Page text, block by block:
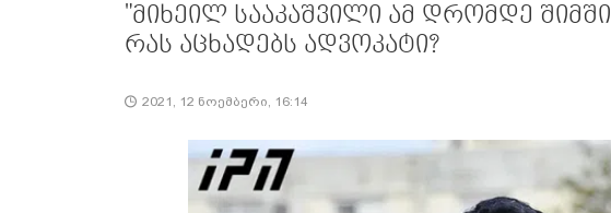
"მიხეილ სააკაშვილი ამ დრომდე
რას აცხადებს ადვოკატი?
2021, 12 ნოემბერი, 16:14